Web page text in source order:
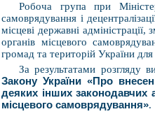
Робоча група при
самоврядування і
місцеві державні
органів місцевого
громад та територій України
За результатами розгляду
Закону України «Про
деяких інших законодавчих
місцевого самоврядування».